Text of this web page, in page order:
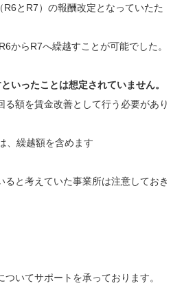
とR7）の報酬改定となっていたた
からR7へ繰越すことが可能でした。
いったことは想定されていません。
る額を賃金改善として行う必要があり
、繰越額を含めます
ると考えていた事業所は注意しておき
いてサポートを承っております。